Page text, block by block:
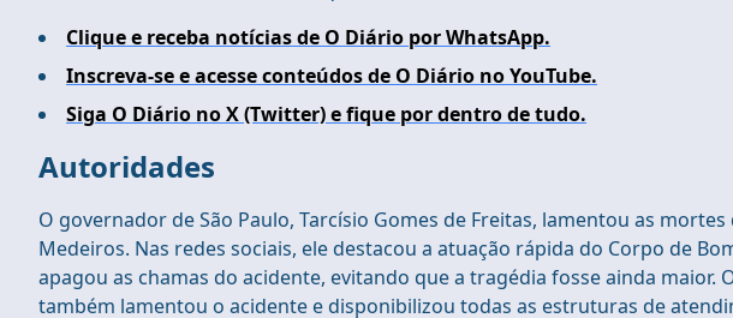
Clique e receba notícias de O Diário por WhatsApp.
Inscreva-se e acesse conteúdos de O Diário no YouTube.
Siga O Diário no X (Twitter) e fique por dentro de tudo.
Autoridades
O governador de São Paulo, Tarcísio Gomes de Freitas, lamentou as
Medeiros. Nas redes sociais, ele destacou a atuação rápida do Corpo de
apagou as chamas do acidente, evitando que a tragédia fosse ainda maior.
também lamentou o acidente e disponibilizou todas as estruturas de